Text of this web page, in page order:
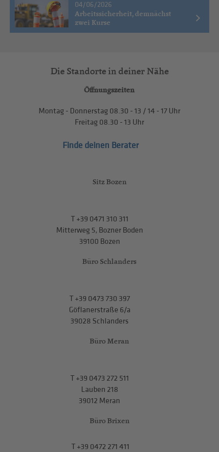
04/06/2026
Arbeitssicherheit, demnächst
zwei Kurse
Die Standorte in deiner Nähe
Öffnungszeiten
Montag - Donnerstag 08.30 - 13 / 14 - 17 Uhr
Freitag 08.30 - 13 Uhr
Finde deinen Berater
Sitz Bozen
T+39 0471 310 311
Mitterweg 5, Bozner Boden
39100 Bozen
Büro Schlanders
T+39 0473 730 397
Göflanerstraße 6/a
39028 Schlanders
Büro Meran
T+39 0473 272 511
Lauben 218
39012 Meran
Büro Brixen
T+39 0472 271 411